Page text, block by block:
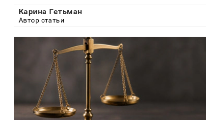
Карина Гетьман
Автор статьи